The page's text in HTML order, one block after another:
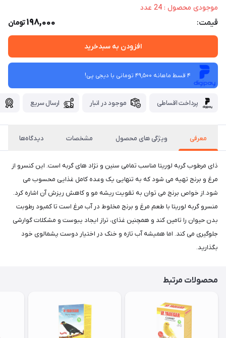
موجودی محصول : 24 عدد
قیمت: 198,000تومان
افزودن به سبدخرید
4 قسط ماهانه 49,500 تومانی با دیجی ‌پی!
پرداخت اقساطی موجود در انبار ارسال سریع
معرفی ویژگی های محصول مشخصات دیدگاه‌ها
ذای مرطوب گربه لوریتا مناسب تمامی سنین و نژاد های گربه است. این کنسرو از
مرغ و برنج تهیه می شود که به تنهایی یک وعده کامل غذایی محسوب می
شود.از خواص برنج می توان به تقویت ریشه مو و کاهش ریزش آن اشاره کرد.
منسرو گربه لوریتا با طعم مرغ و برنج مخلوط در آب مرغ است تا کمبود رطوبت
بدن حیوان را تامین کند و همچنین غذای، تراز ایجاد یبوست و مشکلات گوارشی
جلوگیری می کند. اما همیشه آب تازه و خنک در اختیار دوست پشمالوی خود
بگذارید.
محصولات مرتبط